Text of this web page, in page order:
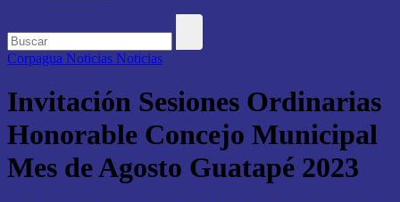
Corpagua Noticias Noticias
Invitación Sesiones Ordinarias
Honorable Concejo Municipal
Mes de Agosto Guatapé 2023